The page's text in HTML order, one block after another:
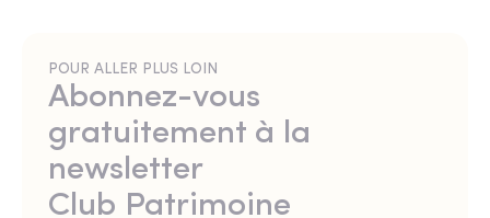
POUR ALLER PLUS LOIN
Abonnez-vous
gratuitement à la
newsletter
Club Patrimoine